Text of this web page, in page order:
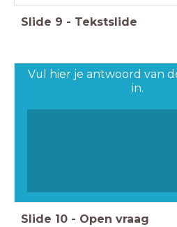
Slide 9 - Tekstslide
Vul hier je antwoord van
in.
Slide 10 - Open vraag